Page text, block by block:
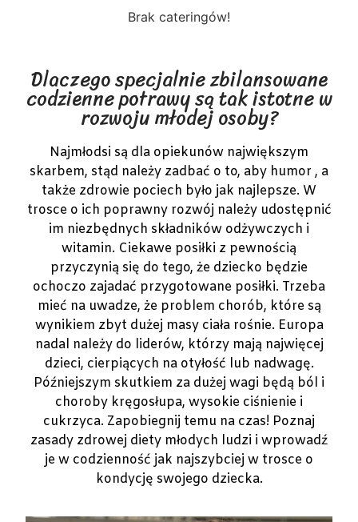
Brak cateringów!
Dlaczego specjalnie zbilansowane
codzienne potrawy są tak istotne w
rozwoju młodej osoby?
Najmłodsi są dla opiekunów największym
skarbem, stąd należy zadbać o to, aby humor , a
także zdrowie pociech było jak najlepsze. W
trosce o ich poprawny rozwój należy udostępnić
im niezbędnych składników odżywczych i
witamin. Ciekawe posiłki z pewnością
przyczynią się do tego, że dziecko będzie
ochoczo zajadać przygotowane posiłki. Trzeba
mieć na uwadze, że problem chorób, które są
wynikiem zbyt dużej masy ciała rośnie. Europa
nadal należy do liderów, którzy mają najwięcej
dzieci, cierpiących na otyłość lub nadwagę.
Późniejszym skutkiem za dużej wagi będą ból i
choroby kręgosłupa, wysokie ciśnienie i
cukrzyca. Zapobiegnij temu na czas! Poznaj
zasady zdrowej diety młodych ludzi i wprowadź
je w codzienność jak najszybciej w trosce o
kondycję swojego dziecka.